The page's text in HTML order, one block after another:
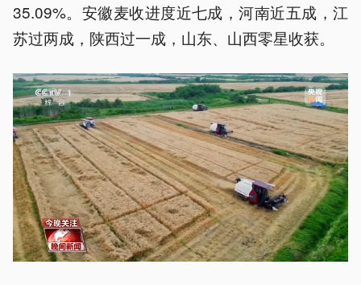
35.09%。安徽麦收进度近七成，河南近五成，江
苏过两成，陕西过一成，山东、山西零星收获。